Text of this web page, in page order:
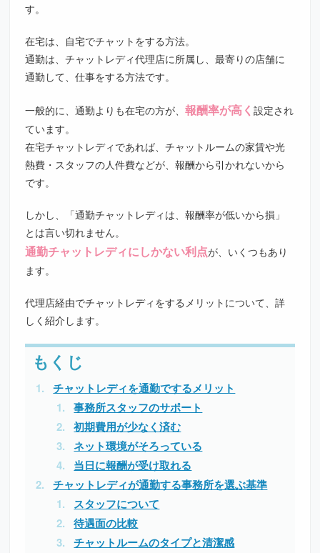
す。
在宅は、自宅でチャットをする方法。
通勤は、チャットレディ代理店に所属し、最寄りの店舗に
通勤して、仕事をする方法です。
一般的に、通勤よりも在宅の方が、報酬率が高く設定され
ています。
在宅チャットレディであれば、チャットルームの家賃や光
熱費・スタッフの人件費などが、報酬から引かれないから
です。
しかし、「通勤チャットレディは、報酬率が低いから損」
とは言い切れません。
通勤チャットレディにしかない利点が、いくつもあり
ます。
代理店経由でチャットレディをするメリットについて、詳
しく紹介します。
チャットレディを通勤でするメリット
事務所スタッフのサポート
初期費用が少なく済む
ネット環境がそろっている
当日に報酬が受け取れる
チャットレディが通勤する事務所を選ぶ基準
スタッフについて
待遇面の比較
チャットルームのタイプと清潔感